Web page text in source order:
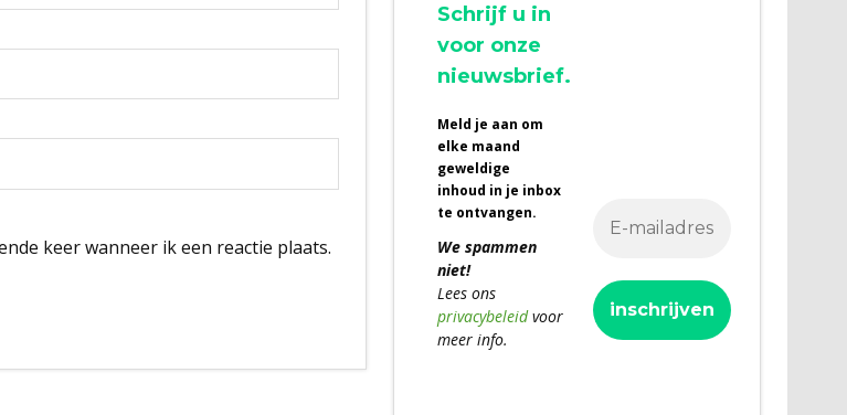
keer wanneer ik een reactie plaats.
Schrijf u in
voor onze
nieuwsbrief.
Meld je aan om
elke maand
geweldige
inhoud in je inbox
te ontvangen.
We spammen
niet!
Lees ons
privacybeleidvoor
meer info.